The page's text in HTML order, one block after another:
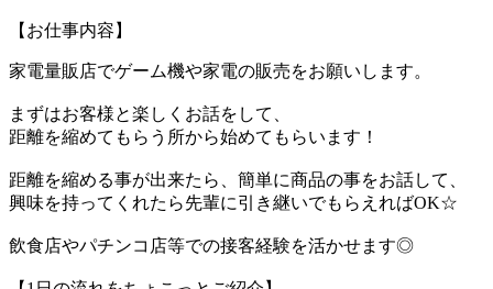
【お仕事内容】
家電量販店でゲーム機や家電の販売をお願いします。
まずはお客様と楽しくお話をして、
距離を縮めてもらう所から始めてもらいます！
距離を縮める事が出来たら、簡単に商品の事をお話して、
興味を持ってくれたら先輩に引き継いでもらえればOK☆
飲食店やパチンコ店等での接客経験を活かせます◎